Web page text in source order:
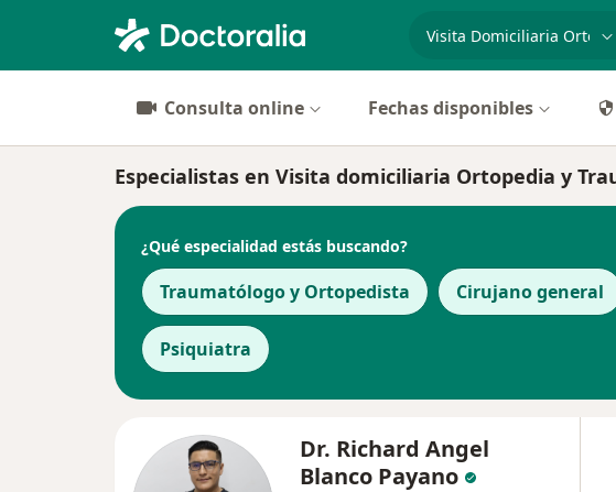
Consulta online Fechas disponibles
Especialistas en Visita domiciliaria Ortopedia y
¿Qué especialidad estás buscando?
Traumatólogo y Ortopedista Cirujano general
Psiquiatra
Dr. Richard Angel
Blanco Payano